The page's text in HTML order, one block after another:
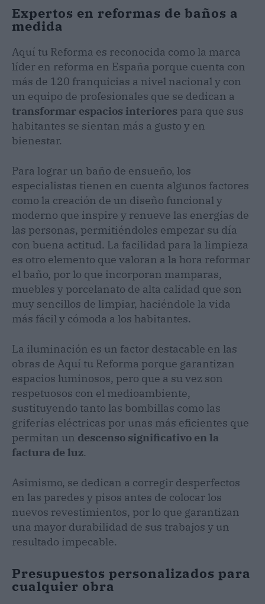
Expertos en reformas de baños a
medida
Aquí tu Reforma es reconocida como la marca
líder en reforma en España porque cuenta con
más de 120 franquicias a nivel nacional y con
un equipo de profesionales que se dedican a
transformar espacios interiores para que sus
habitantes se sientan más a gusto y en
bienestar.
Para lograr un baño de ensueño, los
especialistas tienen en cuenta algunos factores
como la creación de un diseño funcional y
moderno que inspire y renueve las energías de
las personas, permitiéndoles empezar su día
con buena actitud. La facilidad para la limpieza
es otro elemento que valoran a la hora reformar
el baño, por lo que incorporan mamparas,
muebles y porcelanato de alta calidad que son
muy sencillos de limpiar, haciéndole la vida
más fácil y cómoda a los habitantes.
La iluminación es un factor destacable en las
obras de Aquí tu Reforma porque garantizan
espacios luminosos, pero que a su vez son
respetuosos con el medioambiente,
sustituyendo tanto las bombillas como las
griferías eléctricas por unas más eficientes que
permitan un descenso significativo en la
factura de luz.
Asimismo, se dedican a corregir desperfectos
en las paredes y pisos antes de colocar los
nuevos revestimientos, por lo que garantizan
una mayor durabilidad de sus trabajos y un
resultado impecable.
Presupuestos personalizados para
cualquier obra